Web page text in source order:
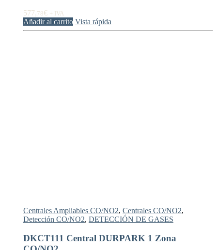
577,78€ + IVA
Añadir al carrito Vista rápida
Centrales Ampliables CO/NO2, Centrales CO/NO2,
Detección CO/NO2, DETECCIÓN DE GASES
DKCT111 Central DURPARK 1 Zona